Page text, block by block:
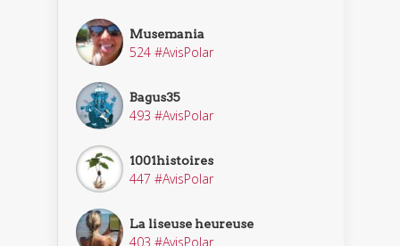
Musemania
524 #AvisPolar
Bagus35
493 #AvisPolar
1001histoires
447 #AvisPolar
La liseuse heureuse
403 #AvisPolar